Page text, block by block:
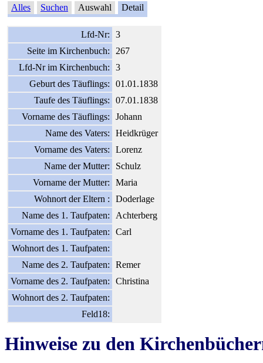
Alles Suchen Auswahl Detail
Lfd-Nr:
3
Seite im Kirchenbuch:
267
Lfd-Nr im Kirchenbuch:
3
Geburt des Täuflings:
01.01.1838
Taufe des Täuflings:
07.01.1838
Vorname des Täuflings:
Johann
Name des Vaters:
Heidkrüger
Vorname des Vaters:
Lorenz
Name der Mutter:
Schulz
Vorname der Mutter:
Maria
Wohnort der Eltern :
Doderlage
Name des 1. Taufpaten:
Achterberg
Vorname des 1. Taufpaten:
Carl
Wohnort des 1. Taufpaten:
Name des 2. Taufpaten:
Remer
Vorname des 2. Taufpaten:
Christina
Wohnort des 2. Taufpaten:
Feld18:
Hinweise zu den